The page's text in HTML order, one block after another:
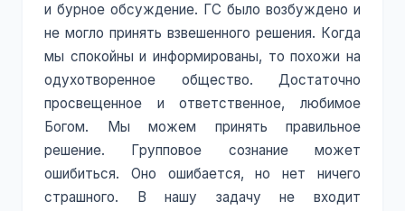
и бурное обсуждение. ГС было возбуждено и
не могло принять взвешенного решения. Когда
мы спокойны и информированы, то похожи на
одухотворенное общество. Достаточно
просвещенное и ответственное, любимое
Богом. Мы можем принять правильное
решение. Групповое сознание может
ошибиться. Оно ошибается, но нет ничего
страшного. В нашу задачу не входит